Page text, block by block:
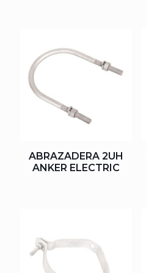
ABRAZADERA 2UH
ANKER ELECTRIC